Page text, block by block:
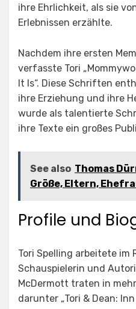
ihre Ehrlichkeit, als sie
Erlebnissen erzählte.
Nachdem ihre ersten
verfasste Tori
It Is“. Diese Schriften
ihre Erziehung und ihre
wurde als talentierte
ihre Texte ein großes
See also Thomas
Größe, Eltern,
Profile und
Tori Spelling arbeitete im
Schauspielerin und
McDermott traten in
darunter „Tori & Dean: